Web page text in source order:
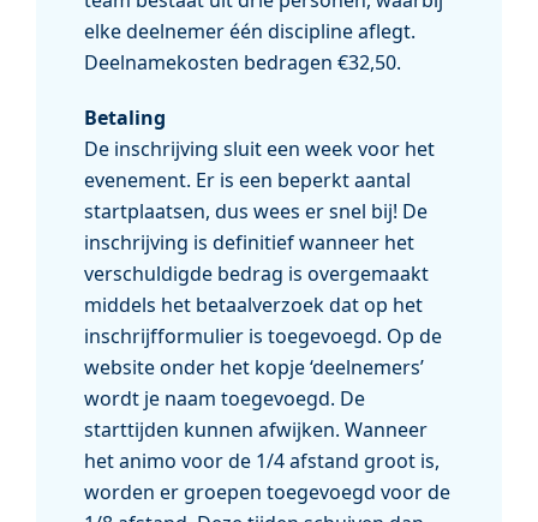
elke deelnemer één discipline aflegt.
Deelnamekosten bedragen €32,50.
Betaling
De inschrijving sluit een week voor het
evenement. Er is een beperkt aantal
startplaatsen, dus wees er snel bij! De
inschrijving is definitief wanneer het
verschuldigde bedrag is overgemaakt
middels het betaalverzoek dat op het
inschrijfformulier is toegevoegd. Op de
website onder het kopje ‘deelnemers’
wordt je naam toegevoegd. De
starttijden kunnen afwijken. Wanneer
het animo voor de 1/4 afstand groot is,
worden er groepen toegevoegd voor de